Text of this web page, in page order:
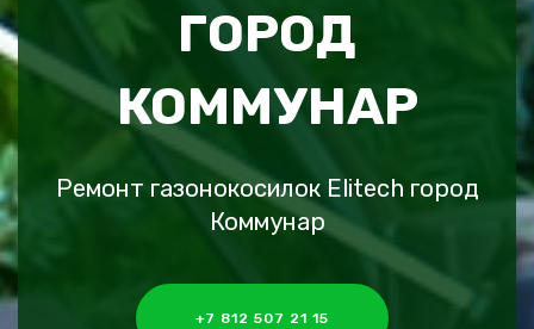
ГОРОД
КОММУНАР
Ремонт газонокосилок Elitech город
Коммунар
+7 812 507 21 15